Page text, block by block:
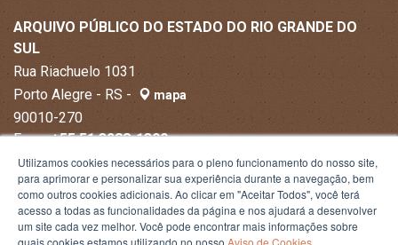
ARQUIVO PÚBLICO DO ESTADO DO RIO GRANDE DO
SUL
Rua Riachuelo 1031
Porto Alegre - RS -
mapa
90010-270
Fone:+55 51 3288-1300
Utilizamos cookies necessários para o pleno funcionamento do nosso site,
para aprimorar e personalizar sua experiência durante a navegação, bem
como outros cookies adicionais. Ao clicar em "Aceitar Todos", você terá
acesso a todas as funcionalidades da página e nos ajudará a desenvolver
um site cada vez melhor. Você pode encontrar mais informações sobre
quais cookies estamos utilizando no nosso Aviso de Cookies